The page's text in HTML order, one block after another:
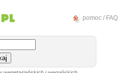
pomoc / FAQ